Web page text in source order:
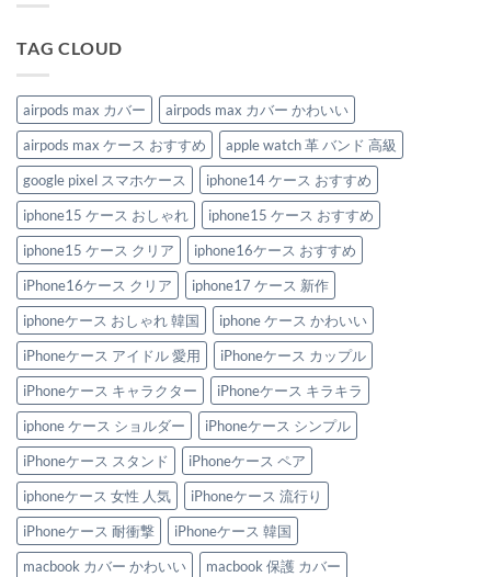
へ
の
さ
な
し
げ
可
愛
い
ビ
ー
ズ
Apple
Watch
バ
ン
ド
特
集
へ
の
ア
ー
ト！
今
す
ぐ
欲
し
い
優
秀
iphone
ケ
ー
ス
＆
Apple
watch
バ
ン
ド
3
選
へ
の
ら
な
存
在
感
を
放
つ。
男
の
こ
だ
わ
り
を
満
た
す
新
作
iPhone
ケ
ー
ス
3
選
へ
の
り
TAG CLOUD
airpods max カバー
airpods max カバー かわいい
airpods max ケース おすすめ
apple watch 革 バンド 高級
google pixel スマホケース
iphone14 ケース おすすめ
iphone15 ケース おしゃれ
iphone15 ケース おすすめ
iphone15 ケース クリア
iphone16ケース おすすめ
iPhone16ケース クリア
iphone17 ケース 新作
iphoneケース おしゃれ 韓国
iphone ケース かわいい
iPhoneケース アイドル 愛用
iPhoneケース カップル
iPhoneケース キャラクター
iPhoneケース キラキラ
iphone ケース ショルダー
iPhoneケース シンプル
iPhoneケース スタンド
iPhoneケース ペア
iphoneケース 女性 人気
iPhoneケース 流行り
iPhoneケース 耐衝撃
iPhoneケース 韓国
macbook カバー かわいい
macbook 保護 カバー